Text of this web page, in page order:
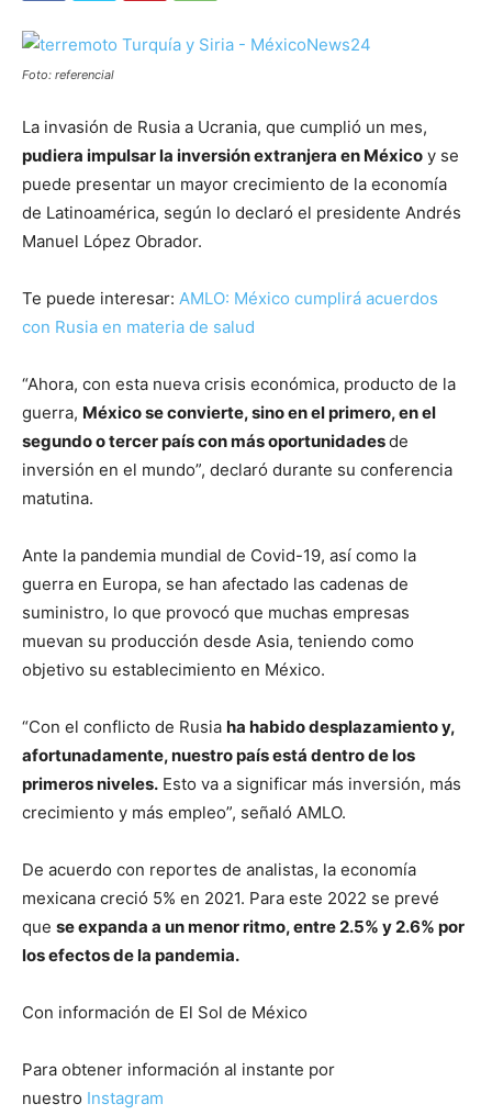
Foto: referencial
La invasión de Rusia a Ucrania, que cumplió un mes,
pudiera impulsar la inversión extranjera en México y se
puede presentar un mayor crecimiento de la economía
de Latinoamérica, según lo declaró el presidente Andrés
Manuel López Obrador.
Te puede interesar: AMLO: México cumplirá acuerdos
con Rusia en materia de salud
“Ahora, con esta nueva crisis económica, producto de la
guerra, México se convierte, sino en el primero, en el
segundo o tercer país con más oportunidadesde
inversión en el mundo”, declaró durante su conferencia
matutina.
Ante la pandemia mundial de Covid-19, así como la
guerra en Europa, se han afectado las cadenas de
suministro, lo que provocó que muchas empresas
muevan su producción desde Asia, teniendo como
objetivo su establecimiento en México.
“Con el conflicto de Rusia ha habido desplazamiento y,
afortunadamente, nuestro país está dentro de los
primeros niveles. Esto va a significar más inversión, más
crecimiento y más empleo”, señaló AMLO.
De acuerdo con reportes de analistas, la economía
mexicana creció 5% en 2021. Para este 2022 se prevé
que se expanda a un menor ritmo, entre 2.5% y 2.6% por
los efectos de la pandemia.
Con información de El Sol de México
Para obtener información al instante por
nuestro Instagram